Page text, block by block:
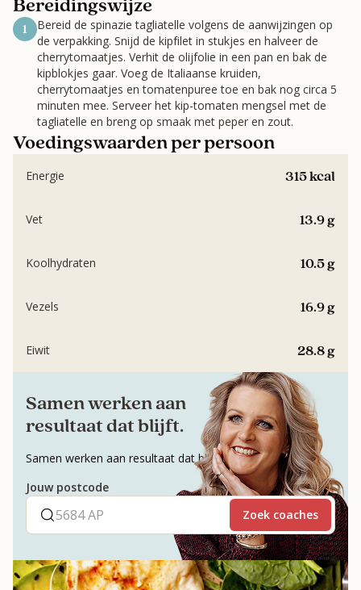
1
Bereid de spinazie tagliatelle volgens de aanwijzingen op
de verpakking. Snijd de kipfilet in stukjes en halveer de
cherrytomaatjes. Verhit de olijfolie in een pan en bak de
kipblokjes gaar. Voeg de Italiaanse kruiden,
cherrytomaatjes en tomatenpuree toe en bak nog circa 5
minuten mee. Serveer het kip-tomaten mengsel met de
tagliatelle en breng op smaak met peper en zout.
Voedingswaarden per persoon
315 kcal
Energie
13.9 g
Vet
10.5 g
Koolhydraten
16.9 g
Vezels
28.8 g
Eiwit
Samen werken aan
resultaat dat blijft.
Samen werken aan resultaat dat blijft.
Jouw postcode
Zoek coaches